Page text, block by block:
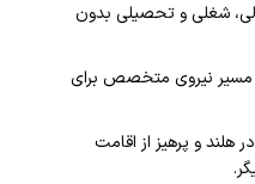
شغلی و تحصیلی بدون
مسیر نیروی متخصص برای
هلند و پرهیز از اقامت